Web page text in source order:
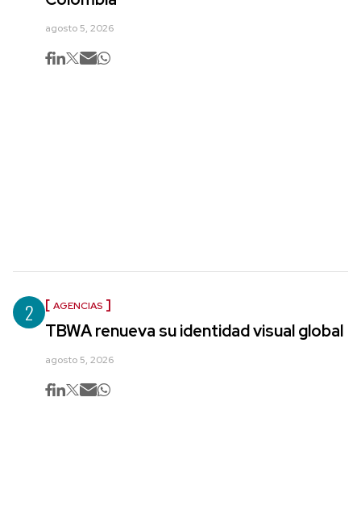
agosto 5, 2026
2 AGENCIAS
TBWA renueva su identidad visual global
agosto 5, 2026